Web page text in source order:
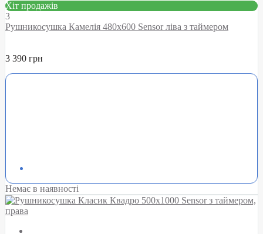
Хіт продажів
3
Рушникосушка Камелія 480х600 Sensor ліва з таймером
3 390 грн
Немає в наявності